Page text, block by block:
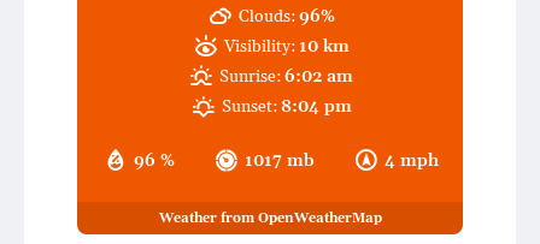
96 % 1017 mb 4 mph
Clouds:96%
Visibility: 10 km
Sunrise:6:02 am
Sunset:8:04 pm
Weather from OpenWeatherMap